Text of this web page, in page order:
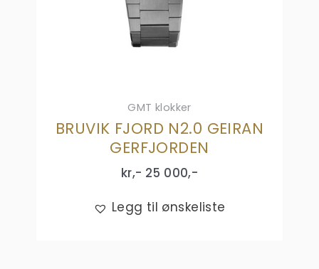
GMT klokker
BRUVIK FJORD N2.0 GEIRAN
GERFJORDEN
kr,- 25 000,-
Legg til ønskeliste